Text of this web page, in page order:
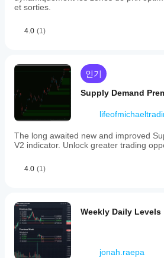
et sorties.
4.0 (1)
인기
Supply Demand
The long awaited new and improved
V2 indicator. Unlock greater trading
4.0 (1)
Weekly Daily Levels
jonah.raepa